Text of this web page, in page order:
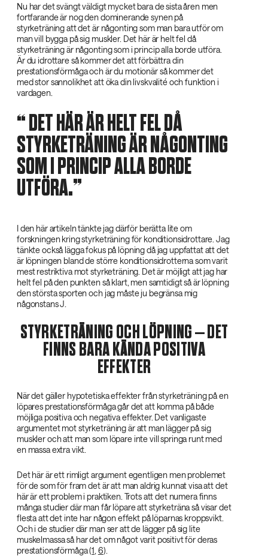
Nu har det svängt väldigt mycket bara de sista åren men
fortfarande är nog den dominerande synen på
styrketräning att det är någonting som man bara utför om
man vill bygga på sig muskler. Det här är helt fel då
styrketräning är någonting som i princip alla borde utföra.
Är du idrottare så kommer det att förbättra din
prestationsförmåga och är du motionär så kommer det
med stor sannolikhet att öka din livskvalité och funktion i
vardagen.
‌ DET HÄR ÄR HELT FEL DÅ
STYRKETRÄNING ÄR NÅGONTING
SOM I PRINCIP ALLA BORDE
UTFÖRA.
I den här artikeln tänkte jag därför berätta lite om
forskningen kring styrketräning för konditionsidrottare. Jag
tänkte också lägga fokus på löpning då jag uppfattat att det
är löpningen bland de större konditionsidrotterna som varit
mest restriktiva mot styrketräning. Det är möjligt att jag har
helt fel på den punkten så klart, men samtidigt så är löpning
den största sporten och jag måste ju begränsa mig
någonstans J.
STYRKETRÄNING OCH LÖPNING – DET
FINNS BARA KÄNDA POSITIVA
EFFEKTER
När det gäller hypotetiska effekter från styrketräning på en
löpares prestationsförmåga går det att komma på både
möjliga positiva och negativa effekter. Det vanligaste
argumentet mot styrketräning är att man lägger på sig
muskler och att man som löpare inte vill springa runt med
en massa extra vikt.
Det här är ett rimligt argument egentligen men problemet
för de som för fram det är att man aldrig kunnat visa att det
här är ett problem i praktiken. Trots att det numera finns
många studier där man får löpare att styrketräna så visar det
flesta att det inte har någon effekt på löparnas kroppsvikt.
Och i de studier där man ser att de lägger på sig lite
muskelmassa så har det om något varit positivt för deras
prestationsförmåga (1 6).